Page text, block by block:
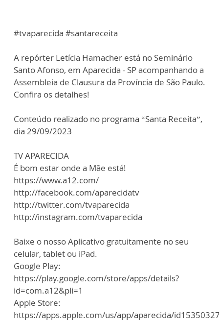
#tvaparecida #santareceita
A repórter Letícia Hamacher está no Seminário
Santo Afonso, em Aparecida - SP acompanhando a
Assembleia de Clausura da Província de São Paulo.
Confira os detalhes!
Conteúdo realizado no programa “Santa Receita”,
dia 29/09/2023
TV APARECIDA
É bom estar onde a Mãe está!
https://www.a12.com/
http://facebook.com/aparecidatv
http://twitter.com/tvaparecida
http://instagram.com/tvaparecida
Baixe o nosso Aplicativo gratuitamente no seu
celular, tablet ou iPad.
Google Play:
https://play.google.com/store/apps/details?
id=com.a12&pli=1
Apple Store:
https://apps.apple.com/us/app/aparecida/